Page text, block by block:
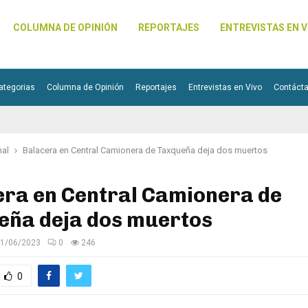
COLUMNA DE OPINIÓN REPORTAJES ENTREVISTAS EN
Columna de Opinión Reportajes Entrevistas en Vivo
Balacera en Central Camionera de Taxqueña deja dos muertos
en Central Camionera de
deja dos muertos
06/2023 0 246
0